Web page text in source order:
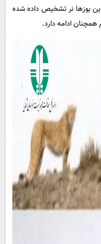
یوزها نر تشخیص داده شده
ادامه دارد.